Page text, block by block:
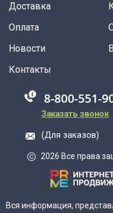
Доставка
Оплата
Новости
Контакты
88005555550
Заказать звонок
(Для заказов)
2026 Все права
Вся информация,